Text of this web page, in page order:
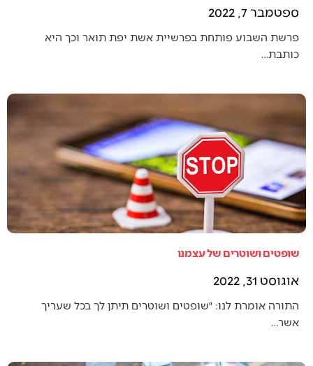
ספטמבר 7, 2022
פרשת השבוע פותחת בפרשיית אשת יפת תואר וכך היא
כותבת…
שופטים ושוטרים של עצמנו
אוגוסט 31, 2022
התורה אומרת לנו: ״שופטים ושוטרים תיתן לך בכל שעריך
אשר…